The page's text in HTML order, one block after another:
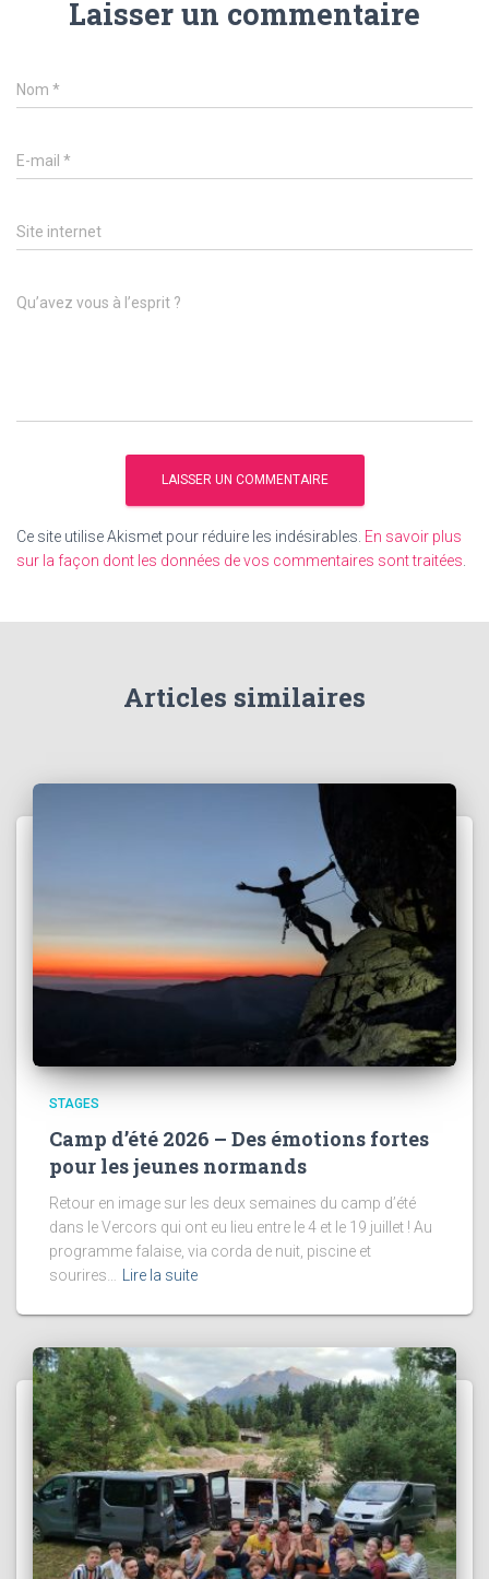
Laisser un commentaire
Nom *
E-mail *
Site internet
Qu’avez vous à l’esprit ?
Ce site utilise Akismet pour réduire les indésirables. En savoir plus
sur la façon dont les données de vos commentaires sont traitées
Articles similaires
STAGES
Camp d’été 2026 – Des émotions fortes
pour les jeunes normands
Retour en image sur les deux semaines du camp d’été
dans le Vercors qui ont eu lieu entre le 4 et le 19 juillet ! Au
programme falaise, via corda de nuit, piscine et
sourires…
Lire la suite